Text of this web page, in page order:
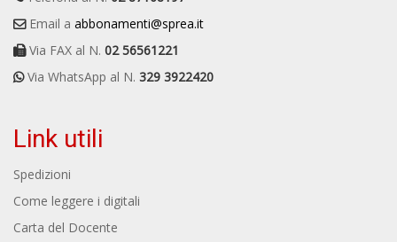
Email a abbonamenti@sprea.it
Via FAX al N. 02 56561221
Via WhatsApp al N. 329 3922420
Link utili
Spedizioni
Come leggere i digitali
Carta del Docente